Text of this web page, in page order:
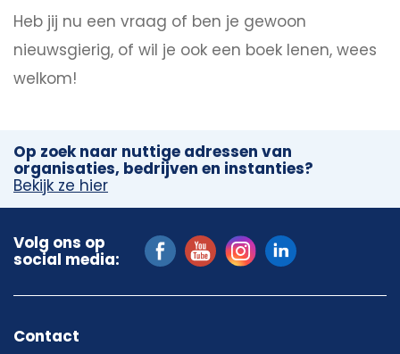
Heb jij nu een vraag of ben je gewoon
nieuwsgierig, of wil je ook een boek lenen, wees
welkom!
Op zoek naar nuttige adressen van
organisaties, bedrijven en instanties?
Bekijk ze hier
Volg ons op
social media:
Contact